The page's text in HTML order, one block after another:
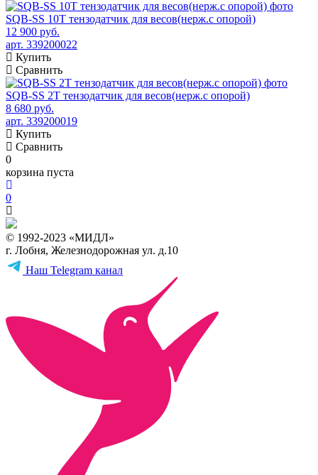
SQB-SS 10T тензодатчик для весов(нерж.с опорой)
12 900 руб.
арт. 339200022
Купить
Сравнить
SQB-SS 2T тензодатчик для весов(нерж.с опорой)
8 680 руб.
арт. 339200019
Купить
Сравнить
0
корзина пуста
0
© 1992-2023 «МИДЛ»
г. Лобня, Железнодорожная ул. д.10
Наш Telegram канал